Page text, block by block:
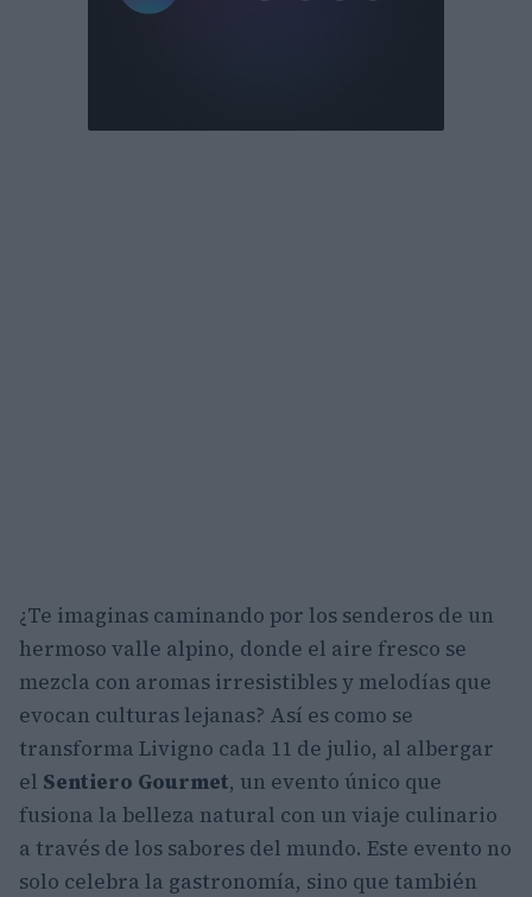
¿Te imaginas caminando por los senderos de un
hermoso valle alpino, donde el aire fresco se
mezcla con aromas irresistibles y melodías que
evocan culturas lejanas? Así es como se
transforma Livigno cada 11 de julio, al albergar
el Sentiero Gourmet, un evento único que
fusiona la belleza natural con un viaje culinario
a través de los sabores del mundo. Este evento no
solo celebra la gastronomía, sino que también